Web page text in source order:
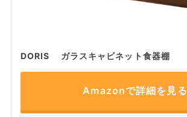
DORIS ガラスキャビネット食器棚
Amazonで詳細を見る